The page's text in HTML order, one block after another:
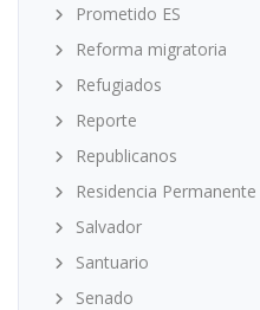
Prometido ES
Reforma migratoria
Refugiados
Reporte
Republicanos
Residencia Permanente
Salvador
Santuario
Senado